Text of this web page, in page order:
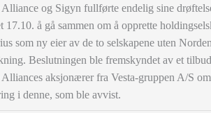
og Sigyn fullførte endelig sine
17.10. å gå sammen om å opprette
som ny eier av de to selskapene uten
Beslutningen ble fremskyndet av et
aksjonærer fra Vesta-gruppen A/S om
i denne, som ble avvist.